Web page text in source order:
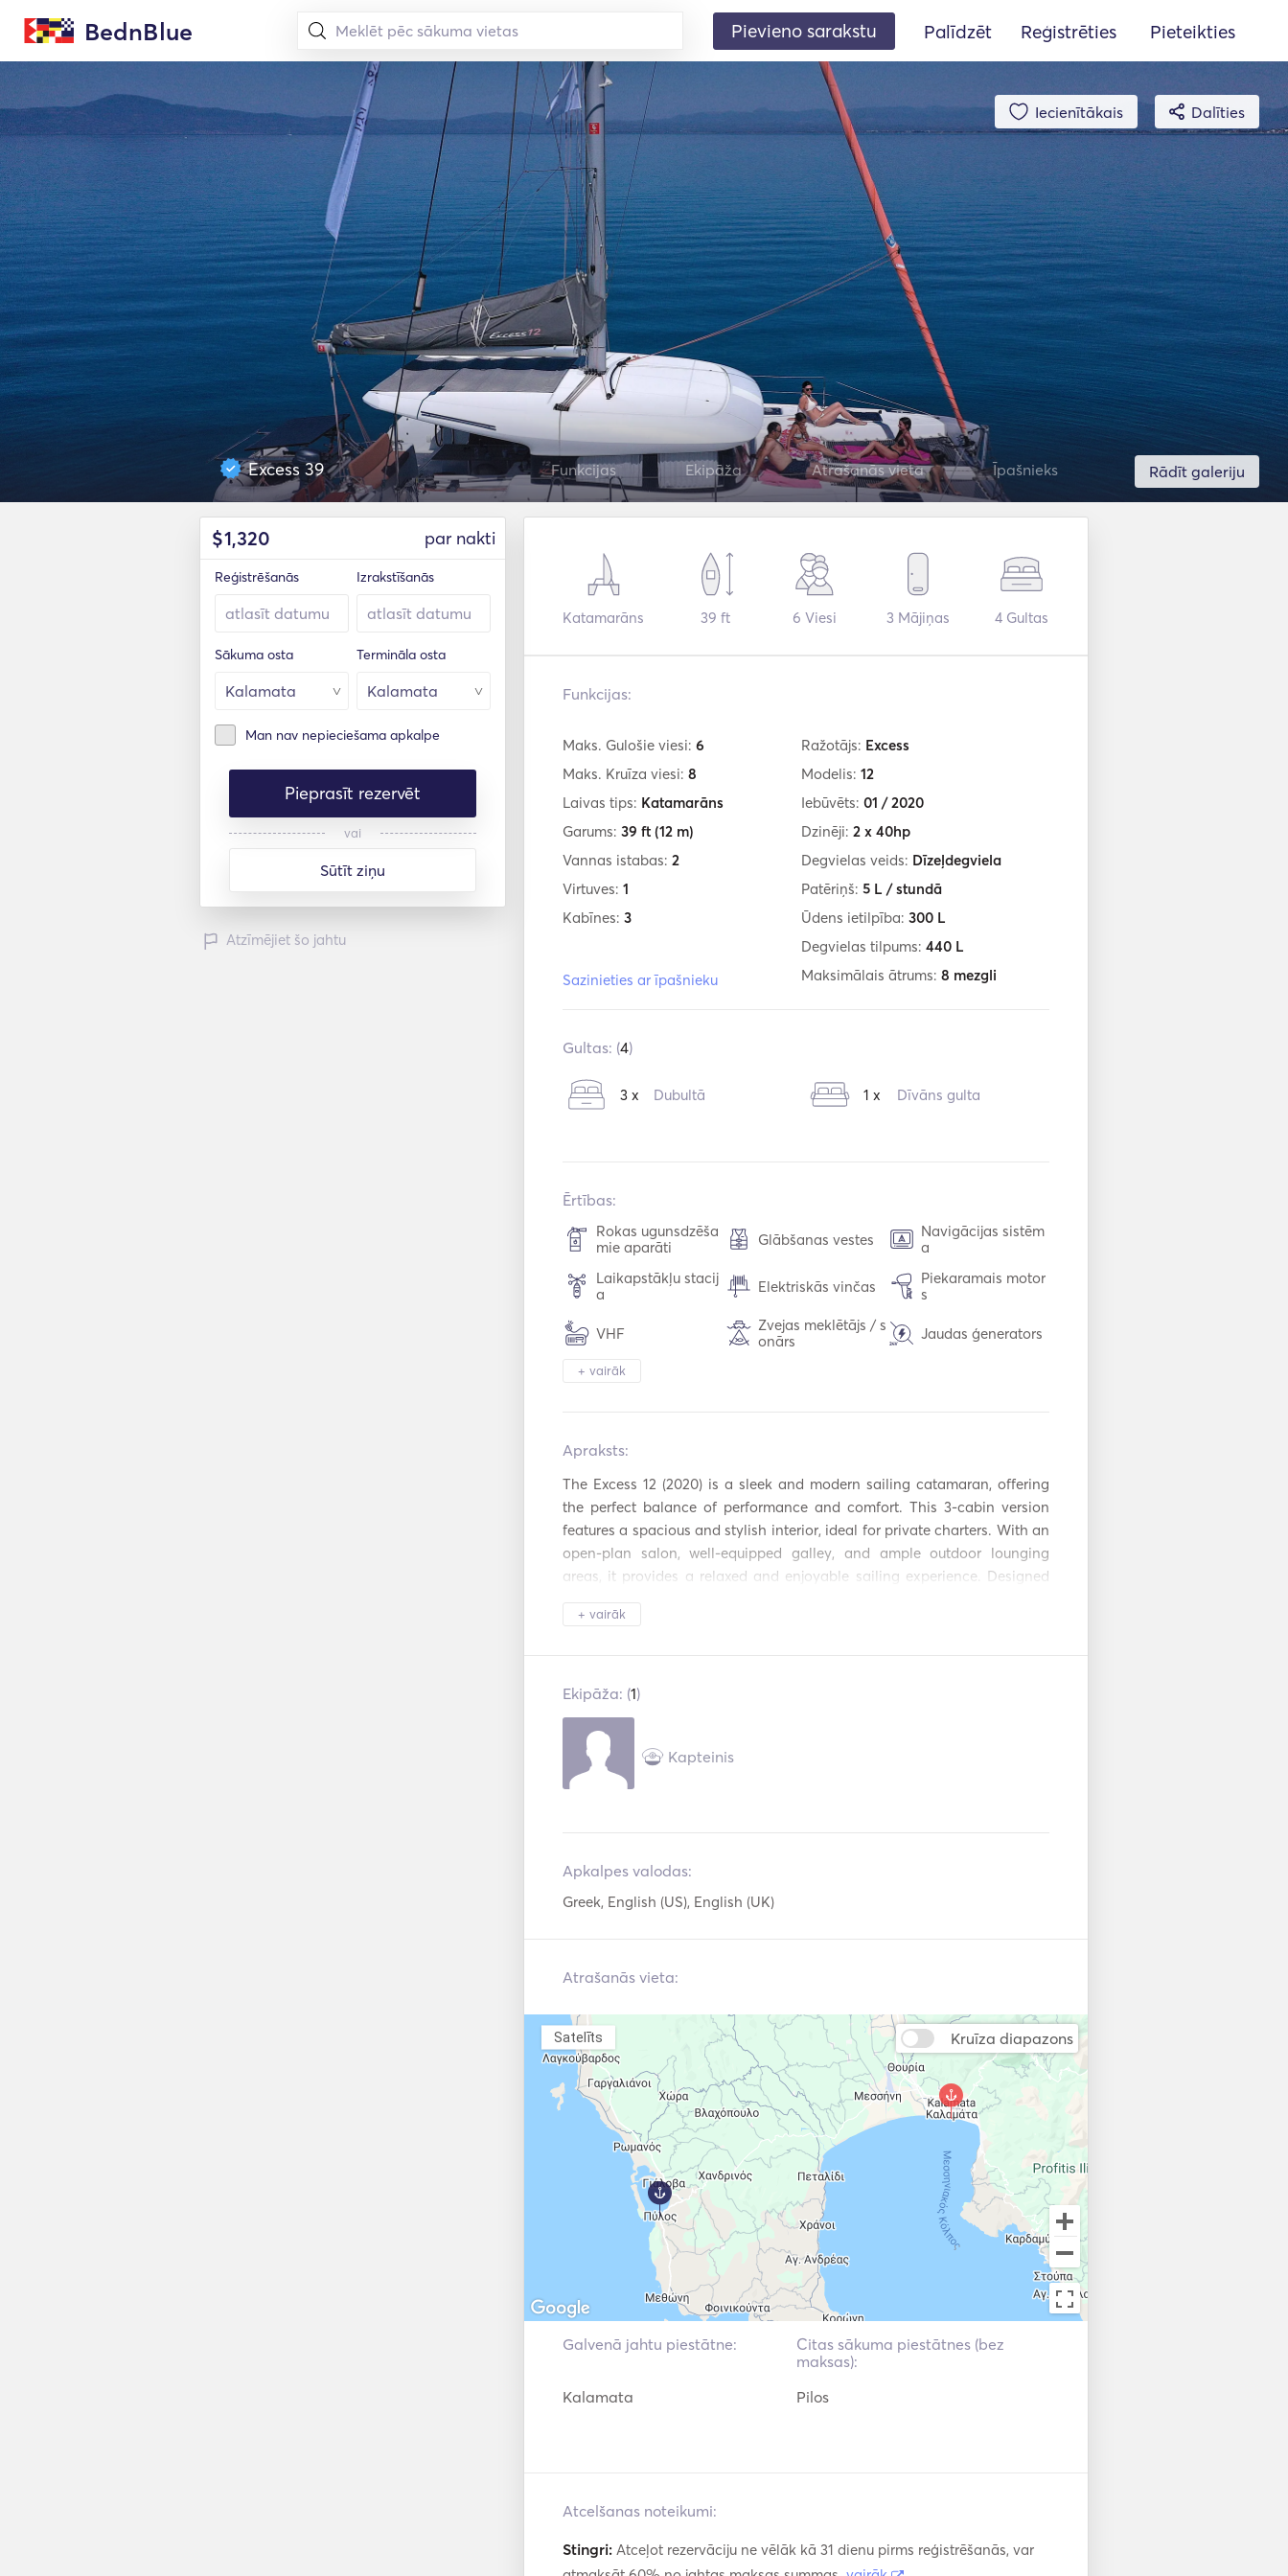
BednBlue Pievieno sarakstu Palīdzēt Reģistrēties Pieteikties
Iecienītākais Dalīties
Rādīt galeriju
Excess 39 Funkcijas Ekipāža Atrašanās vieta Īpašnieks
$1,320 par nakti
Reģistrēšanās Izrakstīšanās
Sākuma osta Termināla osta
Man nav nepieciešama apkalpe
Pieprasīt rezervēt
vai
Sūtīt ziņu
Atzīmējiet šo jahtu
Katamarāns 39 ft 6 Viesi 3 Mājiņas 4Gultas
Funkcijas:
Maks. Gulošie viesi: 6
Maks. Kruīza viesi: 8
Laivas tips: Katamarāns
Garums: 39 ft (12 m)
Vannas istabas: 2
Virtuves: 1
Kabīnes: 3
Sazinieties ar īpašnieku
Ražotājs: Excess
Modelis: 12
Iebūvēts: 01 / 2020
Dzinēji: 2 x 40hp
Degvielas veids: Dīzeļdegviela
Patēriņš: 5 L / stundā
Ūdens ietilpība: 300 L
Degvielas tilpums: 440 L
Maksimālais ātrums: 8 mezgli
Gultas: (4)
3 x Dubultā 1 x Dīvāns gulta
Ērtības:
Rokas ugunsdzēša
mie aparāti
Glābšanas vestes
Navigācijas sistēm
a
Laikapstākļu stacij
a
Elektriskās vinčas
Piekaramais motor
s
VHF
Zvejas meklētājs / s
onārs
Jaudas ģenerators
AC
eris
Lukturu gaisma Saldētava Ledusskapis
Mikroviļņu krāsns Cepeškrāsns
Galda piederumi /
Glāzes / Trauki
Spārni
+ vairāk
Apraksts:
The Excess 12 (2020) is a sleek and modern sailing catamaran, offering
the perfect balance of performance and comfort. This 3-cabin version
features a spacious and stylish interior, ideal for private charters. With an
open-plan salon, well-equipped galley, and ample outdoor lounging
areas, it provides a relaxed and enjoyable sailing experience. Designed
hopping adventures in Peloponnese, combining sporty sailing with
+ vairāk
Ekipāža: (1)
Kapteinis
Apkalpes valodas:
Greek, English (US), English (UK)
Atrašanās vieta:
Kruīza diapazons
Satelīts
Galvenā jahtu piestātne:
Kalamata
Citas sākuma piestātnes (bez
maksas):
Pilos
Atcelšanas noteikumi:
Stingri: Atceļot rezervāciju ne vēlāk kā 31 dienu pirms reģistrēšanās, var